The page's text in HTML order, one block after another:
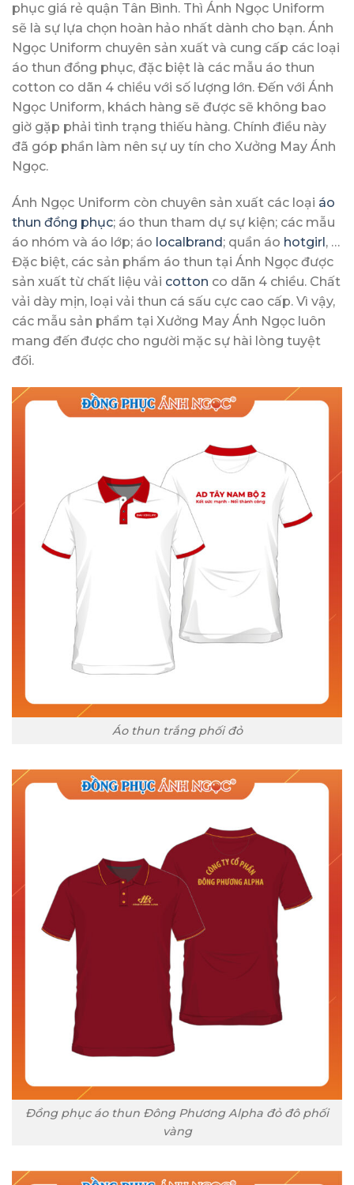
phục giá rẻ quận Tân Bình. Thì Ánh Ngọc Uniform
sẽ là sự lựa chọn hoàn hảo nhất dành cho bạn. Ánh
Ngọc Uniform chuyên sản xuất và cung cấp các loại
áo thun đồng phục, đặc biệt là các mẫu áo thun
cotton co dãn 4 chiều với số lượng lớn. Đến với Ánh
Ngọc Uniform, khách hàng sẽ được sẽ không bao
giờ gặp phải tình trạng thiếu hàng. Chính điều này
đã góp phần làm nên sự uy tín cho Xưởng May Ánh
Ngọc.
Ánh Ngọc Uniform còn chuyên sản xuất các loại áo
thun đồng phục; áo thun tham dự sự kiện; các mẫu
áo nhóm và áo lớp; áo localbrand; quần áo hotgirl, …
Đặc biệt, các sản phẩm áo thun tại Ánh Ngọc được
sản xuất từ chất liệu vải cotton co dãn 4 chiều. Chất
vải dày mịn, loại vải thun cá sấu cực cao cấp. Vì vậy,
các mẫu sản phẩm tại Xưởng May Ánh Ngọc luôn
mang đến được cho người mặc sự hài lòng tuyệt
đối.
Áo thun trắng phối đỏ
Đồng phục áo thun Đông Phương Alpha đỏ đô phối
vàng